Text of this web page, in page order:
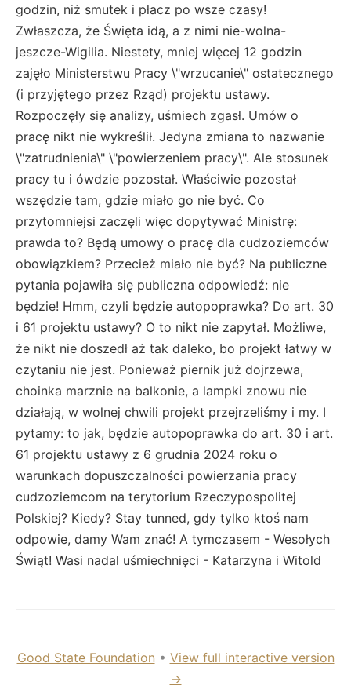
godzin, niż smutek i płacz po wsze czasy!
Zwłaszcza, że Święta idą, a z nimi nie-wolna-
jeszcze-Wigilia. Niestety, mniej więcej 12 godzin
zajęło Ministerstwu Pracy \"wrzucanie\" ostatecznego
(i przyjętego przez Rząd) projektu ustawy.
Rozpoczęły się analizy, uśmiech zgasł. Umów o
pracę nikt nie wykreślił. Jedyna zmiana to nazwanie
\"zatrudnienia\" \"powierzeniem pracy\". Ale stosunek
pracy tu i ówdzie pozostał. Właściwie pozostał
wszędzie tam, gdzie miało go nie być. Co
przytomniejsi zaczęli więc dopytywać Ministrę:
prawda to? Będą umowy o pracę dla cudzoziemców
obowiązkiem? Przecież miało nie być? Na publiczne
pytania pojawiła się publiczna odpowiedź: nie
będzie! Hmm, czyli będzie autopoprawka? Do art. 30
i 61 projektu ustawy? O to nikt nie zapytał. Możliwe,
że nikt nie doszedł aż tak daleko, bo projekt łatwy w
czytaniu nie jest. Ponieważ piernik już dojrzewa,
choinka marznie na balkonie, a lampki znowu nie
działają, w wolnej chwili projekt przejrzeliśmy i my. I
pytamy: to jak, będzie autopoprawka do art. 30 i art.
61 projektu ustawy z 6 grudnia 2024 roku o
warunkach dopuszczalności powierzania pracy
cudzoziemcom na terytorium Rzeczypospolitej
Polskiej? Kiedy? Stay tunned, gdy tylko ktoś nam
odpowie, damy Wam znać! A tymczasem - Wesołych
Świąt! Wasi nadal uśmiechnięci - Katarzyna i Witold
Good State Foundation • View full interactive version
→